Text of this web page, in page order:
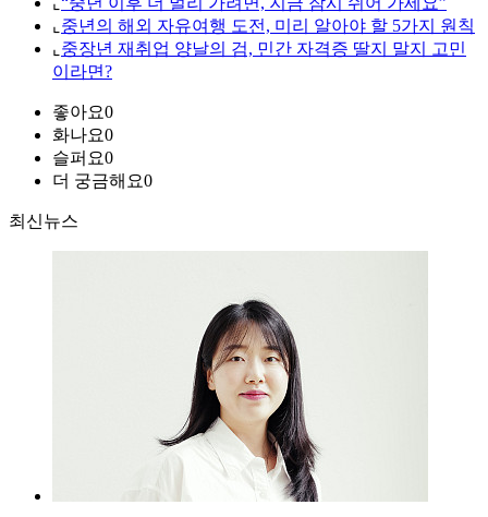
⌞ 중년의 해외 자유여행 도전, 미리 알아야 할 5가지 원칙
⌞ 중장년 재취업 양날의 검, 민간 자격증 딸지 말지 고민
이라면?
좋아요0
화나요0
슬퍼요0
더 궁금해요0
최신뉴스